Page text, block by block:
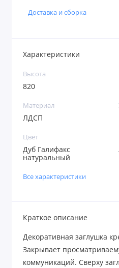
Доставка и сборка
Характеристики
Высота
820
Материал
ЛДСП
Цвет
Дуб Галифакс
натуральный
Все характеристики
Краткое описание
Декоративная заглушка
Закрывает
коммуникаций. Сверху